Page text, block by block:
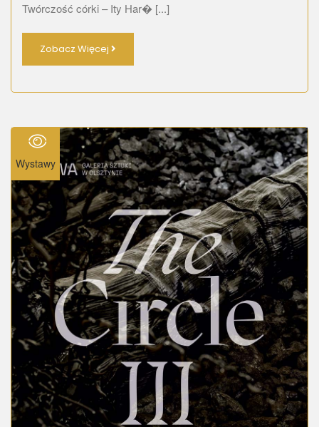
Twórczość córki – Ity Har� [...]
Zobacz Więcej
Wystawy